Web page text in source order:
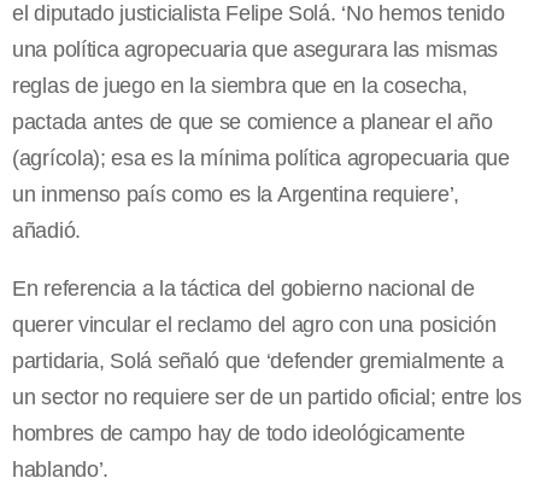
el diputado justicialista Felipe Solá. ‘No hemos tenido
una política agropecuaria que asegurara las mismas
reglas de juego en la siembra que en la cosecha,
pactada antes de que se comience a planear el año
(agrícola); esa es la mínima política agropecuaria que
un inmenso país como es la Argentina requiere’,
añadió.
En referencia a la táctica del gobierno nacional de
querer vincular el reclamo del agro con una posición
partidaria, Solá señaló que ‘defender gremialmente a
un sector no requiere ser de un partido oficial; entre los
hombres de campo hay de todo ideológicamente
hablando’.